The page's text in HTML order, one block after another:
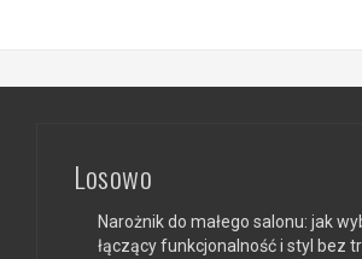
Losowo
Narożnik do małego salonu: jak
łączący funkcjonalność i styl bez